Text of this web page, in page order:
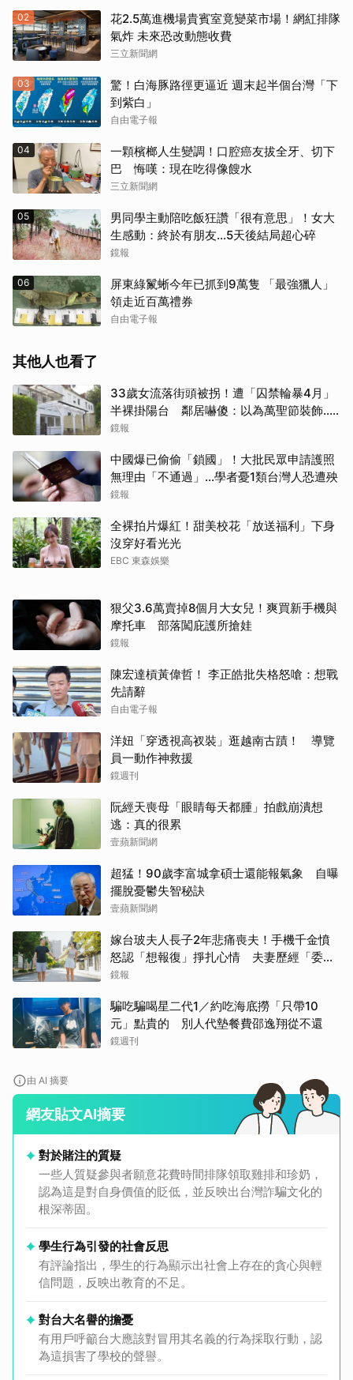
02
花2.5萬進機場貴賓室竟變菜市場！網紅排隊
氣炸 未來恐改動態收費
三立新聞網
03
驚！白海豚路徑更逼近 週末起半個台灣「下
到紫白」
自由電子報
04
一顆檳榔人生變調！口腔癌友拔全牙、切下
巴 悔嘆：現在吃得像餿水
三立新聞網
05
男同學主動陪吃飯狂讚「很有意思」！女大
生感動：終於有朋友…5天後結局超心碎
鏡報
06
屏東綠鬣蜥今年已抓到9萬隻 「最強獵人」
領走近百萬禮券
自由電子報
其他人也看了
33歲女流落街頭被拐！遭「囚禁輪暴4月」
半裸掛陽台 鄰居嚇傻：以為萬聖節裝飾...
主謀竟與妻小同住
鏡報
中國爆已偷偷「鎖國」！大批民眾申請護照
無理由「不通過」...學者憂1類台灣人恐遭殃
鏡報
全裸拍片爆紅！甜美校花「放送福利」下身
沒穿好看光光
EBC 東森娛樂
狠父3.6萬賣掉8個月大女兒！爽買新手機與
摩托車 部落闖庇護所搶娃
鏡報
陳宏達槓黃偉哲！ 李正皓批失格怒嗆：想戰
先請辭
自由電子報
洋妞「穿透視高衩裝」逛越南古蹟！ 導覽
員一動作神救援
鏡週刊
阮經天喪母「眼睛每天都腫」拍戲崩潰想
逃：真的很累
壹蘋新聞網
超猛！90歲李富城拿碩士還能報氣象 自曝
擺脫憂鬱失智秘訣
壹蘋新聞網
嫁台玻夫人長子2年悲痛喪夫！手機千金憤
怒認「想報復」掙扎心情 夫妻歷經「委屈
與不平」只能安靜
鏡報
騙吃騙喝星二代1／約吃海底撈「只帶10
元」點貴的 別人代墊餐費邵逸翔從不還
鏡週刊
由 AI 摘要
網友貼文AI摘要
對於賭注的質疑
一些人質疑參與者願意花費時間排隊領取雞排和珍奶，
認為這是對自身價值的貶低，並反映出台灣詐騙文化的
根深蒂固。
學生行為引發的社會反思
有評論指出，學生的行為顯示出社會上存在的貪心與輕
信問題，反映出教育的不足。
對台大名譽的擔憂
有用戶呼籲台大應該對冒用其名義的行為採取行動，認
為這損害了學校的聲譽。
取消